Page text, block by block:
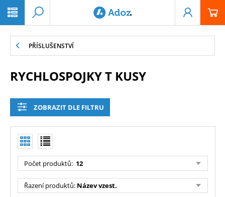
PŘÍSLUŠENSTVÍ
RYCHLOSPOJKY T KUSY
ZOBRAZIT DLE FILTRU
Počet produktů: 12
Řazení produktů: Název vzest.